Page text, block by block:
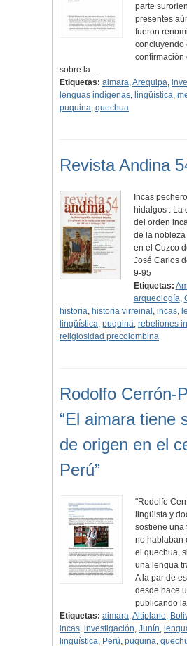
parte
presentes
fueron
concluyendo
confirmación
sobre la…
Etiquetas: aimara,Arequipa,
lenguas indígenas, lingüística,
puquina, quechua
Revista Andina
Incas
hidalgos : La
del orden
de la
en el Cuzco
José Carlos
9-95
Etiquetas:
arqueología,
historia, historia virreinal , incas,
lingüística, puquina, rebeliones
religiosidad precolombina
Rodolfo Cerrón-
“El aimara tiene
de origen en el
Perú”
"Rodolfo
lingüista y
sostiene una
no hablaban
el quechua,
una lengua
A la par de
desde hace
publicando
Etiquetas: aimara,Altiplano,
incas, investigación, Junín,
lingüística, Perú, puquina,